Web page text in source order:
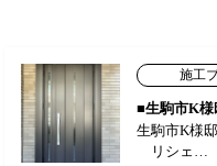
施工
■生駒市K
生駒市K様
リシェ…